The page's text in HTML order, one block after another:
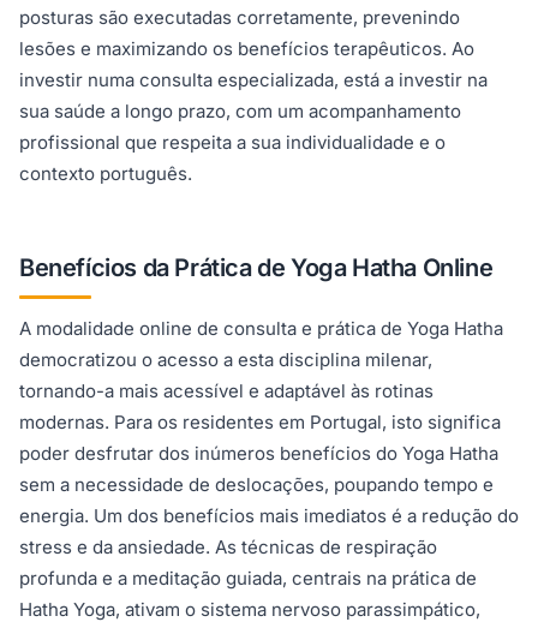
posturas são executadas corretamente, prevenindo
lesões e maximizando os benefícios terapêuticos. Ao
investir numa consulta especializada, está a investir na
sua saúde a longo prazo, com um acompanhamento
profissional que respeita a sua individualidade e o
contexto português.
Benefícios da Prática de Yoga Hatha Online
A modalidade online de consulta e prática de Yoga Hatha
democratizou o acesso a esta disciplina milenar,
tornando-a mais acessível e adaptável às rotinas
modernas. Para os residentes em Portugal, isto significa
poder desfrutar dos inúmeros benefícios do Yoga Hatha
sem a necessidade de deslocações, poupando tempo e
energia. Um dos benefícios mais imediatos é a redução do
stress e da ansiedade. As técnicas de respiração
profunda e a meditação guiada, centrais na prática de
Hatha Yoga, ativam o sistema nervoso parassimpático,